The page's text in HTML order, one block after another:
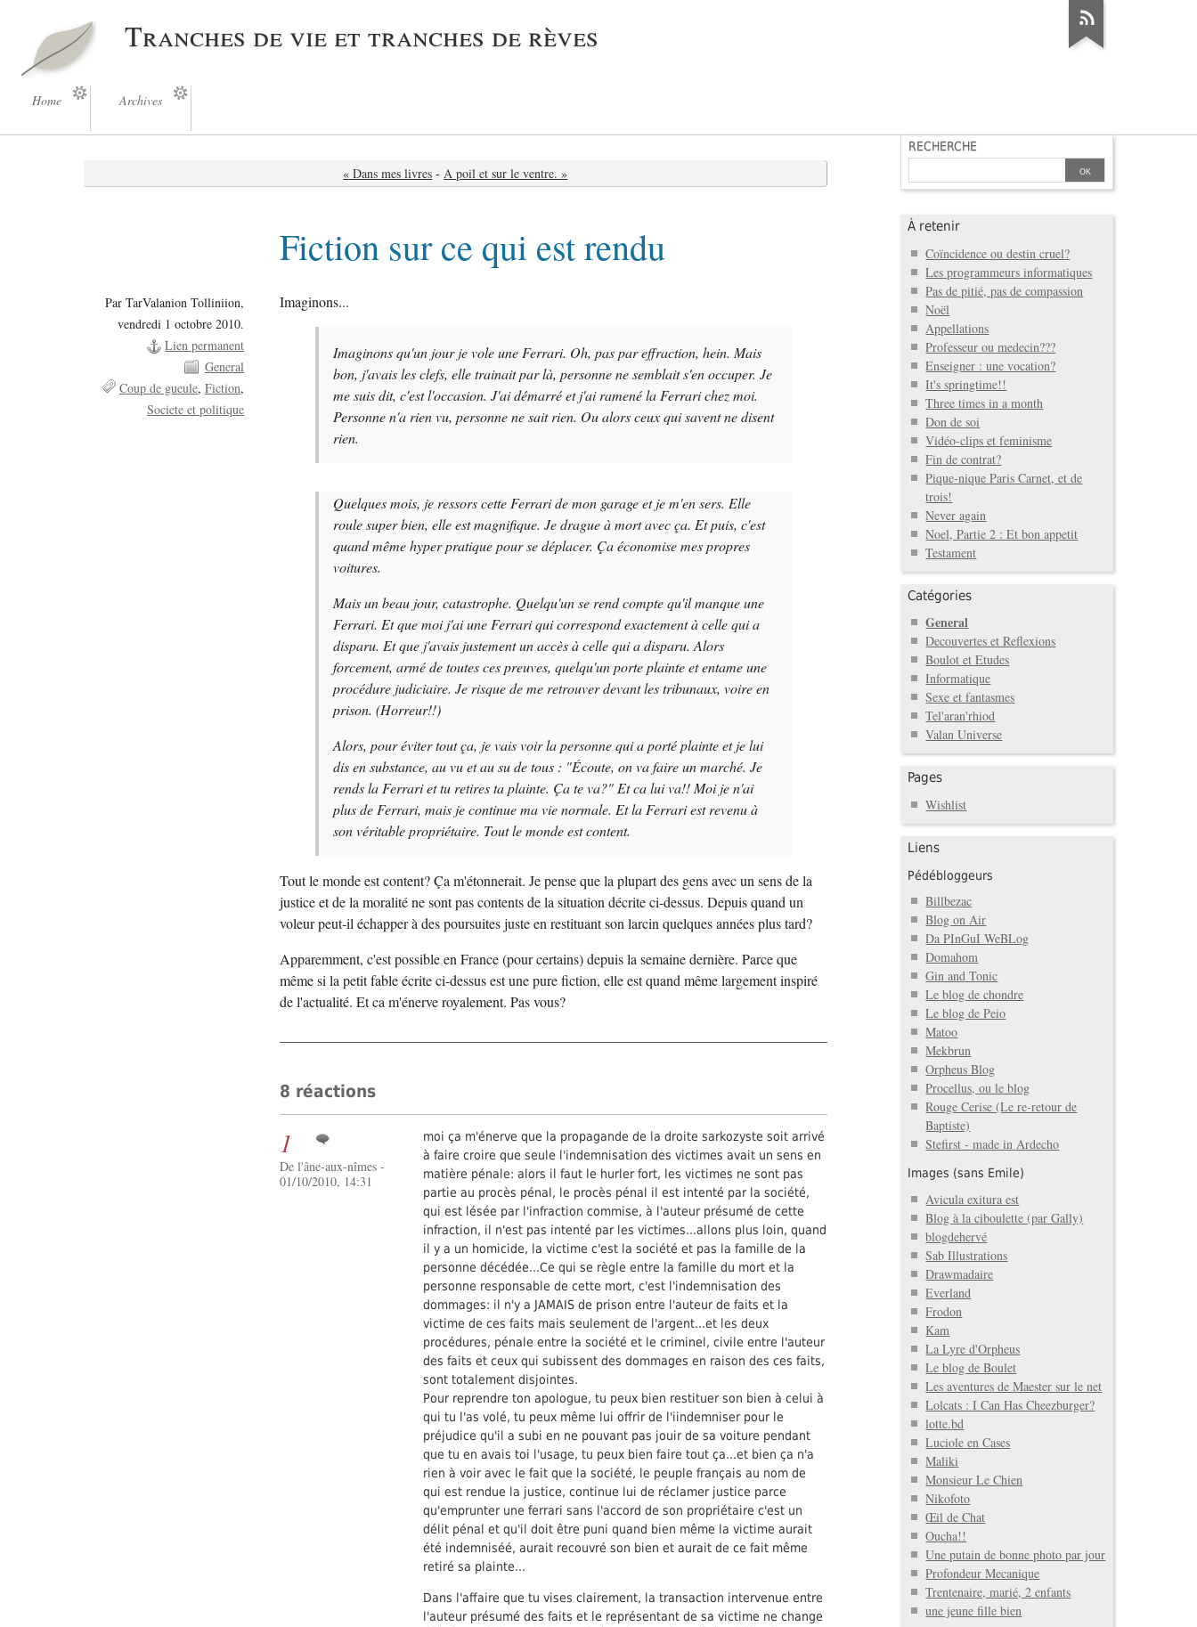
Tranches de vie et tranches de rèves
Home Archives
« Dans mes livres - A poil et sur le ventre. »
Fiction sur ce qui est rendu
Par TarValanion Tolliniion,
vendredi 1 octobre 2010.
Lien permanent
General
Coup de gueule Fiction
Societe et politique
Imaginons...
Imaginons qu'un jour je vole une Ferrari. Oh, pas par effraction, hein. Mais
bon, j'avais les clefs, elle trainait par là, personne ne semblait s'en occuper. Je
me suis dit, c'est l'occasion. J'ai démarré et j'ai ramené la Ferrari chez moi.
Personne n'a rien vu, personne ne sait rien. Ou alors ceux qui savent ne disent
rien.
Quelques mois, je ressors cette Ferrari de mon garage et je m'en sers. Elle
roule super bien, elle est magnifique. Je drague à mort avec ça. Et puis, c'est
quand même hyper pratique pour se déplacer. Ça économise mes propres
voitures.
Mais un beau jour, catastrophe. Quelqu'un se rend compte qu'il manque une
Ferrari. Et que moi j'ai une Ferrari qui correspond exactement à celle qui a
disparu. Et que j'avais justement un accès à celle qui a disparu. Alors
forcement, armé de toutes ces preuves, quelqu'un porte plainte et entame une
procédure judiciaire. Je risque de me retrouver devant les tribunaux, voire en
prison. (Horreur!!)
Alors, pour éviter tout ça, je vais voir la personne qui a porté plainte et je lui
dis en substance, au vu et au su de tous : "Écoute, on va faire un marché. Je
rends la Ferrari et tu retires ta plainte. Ça te va?" Et ca lui va!! Moi je n'ai
plus de Ferrari, mais je continue ma vie normale. Et la Ferrari est revenu à
son véritable propriétaire. Tout le monde est content.
Tout le monde est content? Ça m'étonnerait. Je pense que la plupart des gens avec un sens de la
justice et de la moralité ne sont pas contents de la situation décrite ci-dessus. Depuis quand un
voleur peut-il échapper à des poursuites juste en restituant son larcin quelques années plus tard?
Apparemment, c'est possible en France (pour certains) depuis la semaine dernière. Parce que
même si la petit fable écrite ci-dessus est une pure fiction, elle est quand même largement inspiré
de l'actualité. Et ca m'énerve royalement. Pas vous?
8 réactions
1
De l'âne-aux-nîmes -
01/10/2010, 14:31
moi ça m'énerve que la propagande de la droite sarkozyste soit arrivé
à faire croire que seule l'indemnisation des victimes avait un sens en
matière pénale: alors il faut le hurler fort, les victimes ne sont pas
partie au procès pénal, le procès pénal il est intenté par la société,
qui est lésée par l'infraction commise, à l'auteur présumé de cette
infraction, il n'est pas intenté par les victimes...allons plus loin, quand
il y a un homicide, la victime c'est la société et pas la famille de la
personne décédée...Ce qui se règle entre la famille du mort et la
personne responsable de cette mort, c'est l'indemnisation des
dommages: il n'y a JAMAIS de prison entre l'auteur de faits et la
victime de ces faits mais seulement de l'argent...et les deux
procédures, pénale entre la société et le criminel, civile entre l'auteur
des faits et ceux qui subissent des dommages en raison des ces faits,
sont totalement disjointes.
Pour reprendre ton apologue, tu peux bien restituer son bien à celui à
qui tu l'as volé, tu peux même lui offrir de l'iindemniser pour le
préjudice qu'il a subi en ne pouvant pas jouir de sa voiture pendant
que tu en avais toi l'usage, tu peux bien faire tout ça...et bien ça n'a
rien à voir avec le fait que la société, le peuple français au nom de
qui est rendue la justice, continue lui de réclamer justice parce
qu'emprunter une ferrari sans l'accord de son propriétaire c'est un
délit pénal et qu'il doit être puni quand bien même la victime aurait
été indemniséé, aurait recouvré son bien et aurait de ce fait même
retiré sa plainte...
Dans l'affaire que tu vises clairement, la transaction intervenue entre
l'auteur présumé des faits et le représentant de sa victime ne change
RECHERCHE
À retenir
Coïncidence ou destin cruel?
Les programmeurs informatiques
Pas de pitié, pas de compassion
Noël
Appellations
Professeur ou medecin???
Enseigner : une vocation?
It's springtime!!
Three times in a month
Don de soi
Vidéo-clips et feminisme
Fin de contrat?
Pique-nique Paris Carnet, et de
trois!
Never again
Noel, Partie 2 : Et bon appetit
Testament
Catégories
General
Decouvertes et Reflexions
Boulot et Etudes
Informatique
Sexe et fantasmes
Tel'aran'rhiod
Valan Universe
Pages
Wishlist
Liens
Pédébloggeurs
Billbezac
Blog on Air
Da PInGuI WeBLog
Domahom
Gin and Tonic
Le blog de chondre
Le blog de Peio
Matoo
Mekbrun
Orpheus Blog
Procellus, ou le blog
Rouge Cerise (Le re-retour de
Baptiste)
Stefirst - made in Ardecho
Images (sans Emile)
Avicula exitura est
Blog à la ciboulette (par Gally)
blogdehervé
Sab Illustrations
Drawmadaire
Everland
Frodon
Kam
La Lyre d'Orpheus
Le blog de Boulet
Les aventures de Maester sur le net
Lolcats : I Can Has Cheezburger?
lotte.bd
Luciole en Cases
Maliki
Monsieur Le Chien
Nikofoto
Œil de Chat
Oucha!!
Une putain de bonne photo par jour
Profondeur Mecanique
Trentenaire, marié, 2 enfants
une jeune fille bien